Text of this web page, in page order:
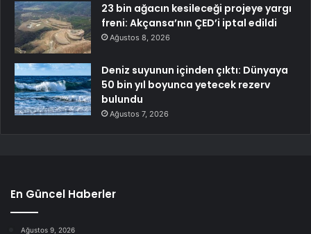
23 bin ağacın kesileceği projeye yargı
freni: Akçansa’nın ÇED’i iptal edildi
Ağustos 8, 2026
Deniz suyunun içinden çıktı: Dünyaya
50 bin yıl boyunca yetecek rezerv
bulundu
Ağustos 7, 2026
En Güncel Haberler
Ağustos 9, 2026